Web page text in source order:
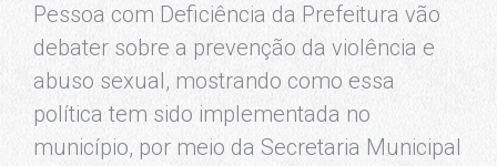
Pessoa com Deficiência da Prefeitura vão
debater sobre a prevenção da violência e
abuso sexual, mostrando como essa
política tem sido implementada no
município, por meio da Secretaria Municipal